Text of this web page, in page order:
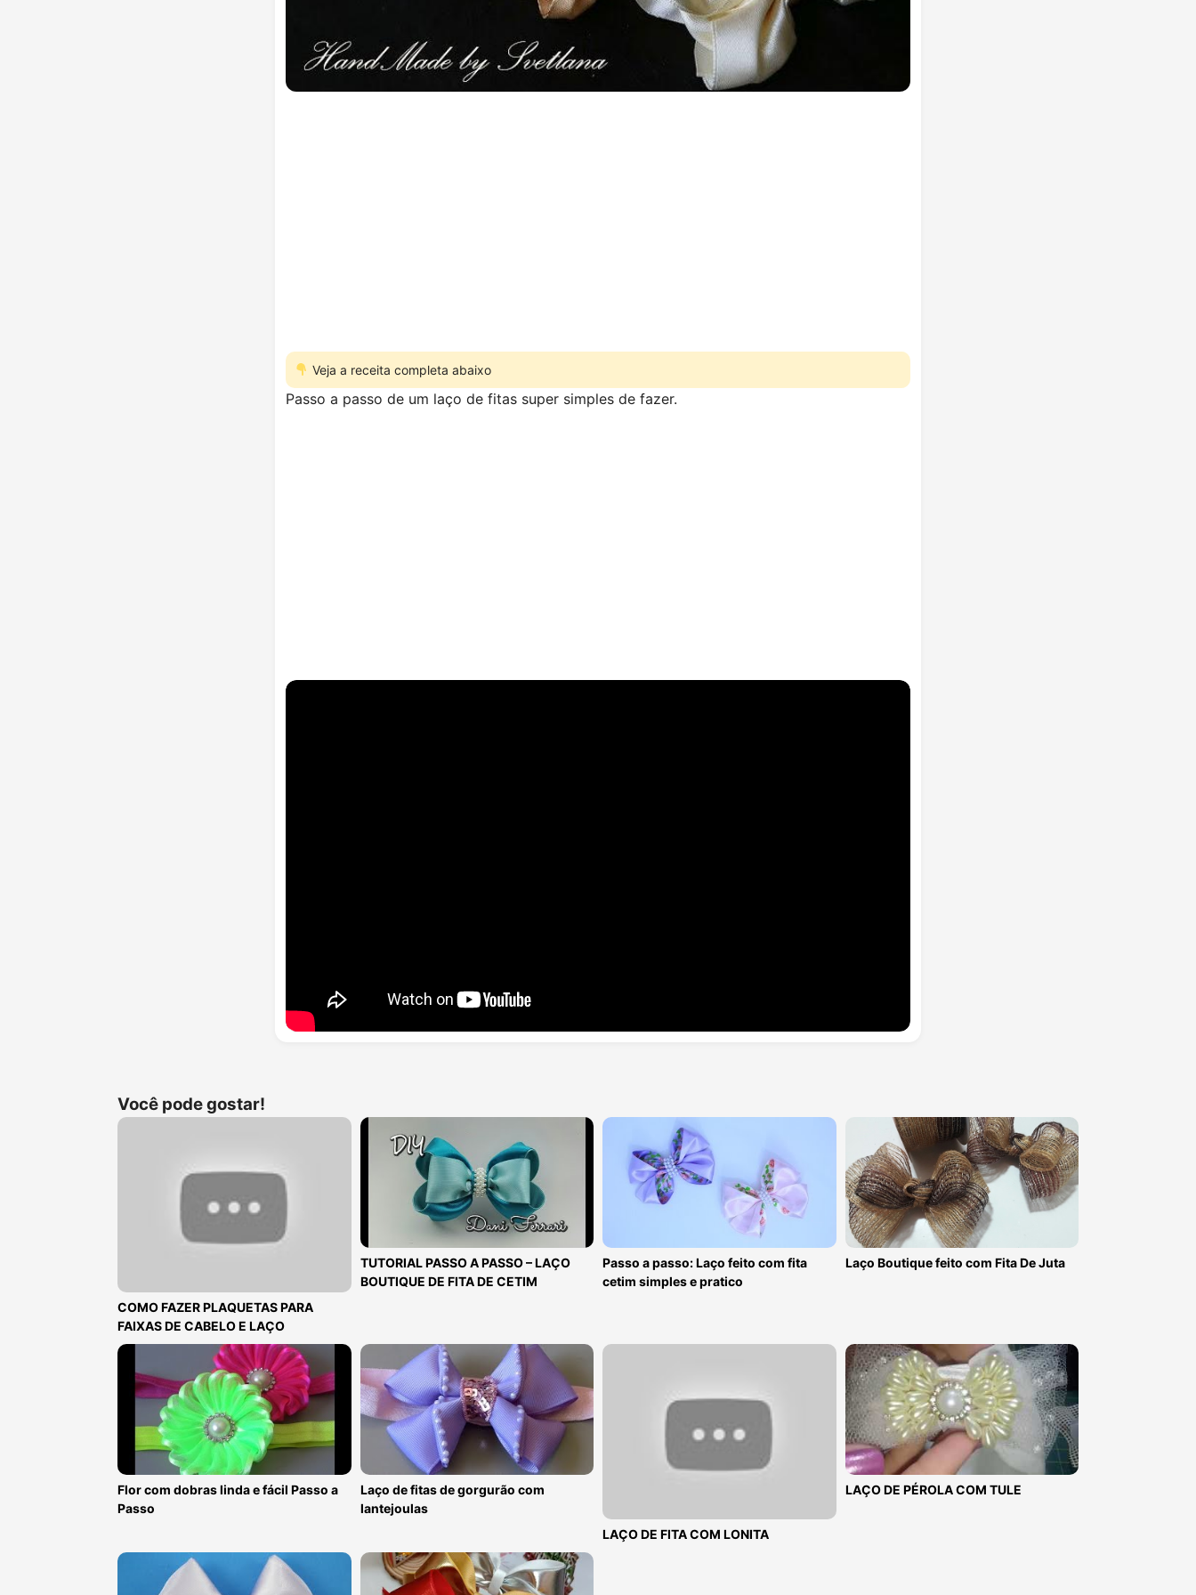
Veja a receita completa abaixo
Passo a passo de um laço de fitas super simples de fazer.
Você pode gostar!
COMO FAZER PLAQUETAS PARA
FAIXAS DE CABELO E LAÇO
TUTORIAL PASSO A PASSO – LAÇO
BOUTIQUE DE FITA DE CETIM
Passo a passo: Laço feito com fita
cetim simples e pratico
Laço Boutique feito com Fita De Juta
Flor com dobras linda e fácil Passo a
Passo
Laço de fitas de gorgurão com
lantejoulas
LAÇO DE FITA COM LONITA
LAÇO DE PÉROLA COM TULE